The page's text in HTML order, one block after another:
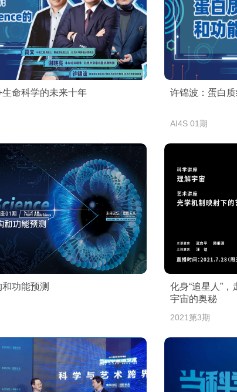
命科学的未来十年 许锦波：蛋白
AI4S 01期
功能预测
化身“追星人”，
宇宙的奥秘
2021第3期